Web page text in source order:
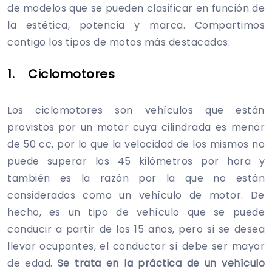
de modelos que se pueden clasificar en función de
la estética, potencia y marca. Compartimos
contigo los tipos de motos más destacados:
1. Ciclomotores
Los ciclomotores son vehículos que están
provistos por un motor cuya cilindrada es menor
de 50 cc, por lo que la velocidad de los mismos no
puede superar los 45 kilómetros por hora y
también es la razón por la que no están
considerados como un vehículo de motor. De
hecho, es un tipo de vehículo que se puede
conducir a partir de los 15 años, pero si se desea
llevar ocupantes, el conductor sí debe ser mayor
de edad. Se trata en la práctica de un vehículo